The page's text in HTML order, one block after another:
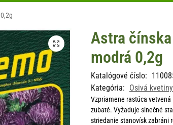
Astra
modrá 0,2g
Katalógové číslo:
Kategória: Osivá kvetiny
Vzpriamene rastúca
zubaté. Vyžaduje slnečné
striedanie stanovísk zabráni